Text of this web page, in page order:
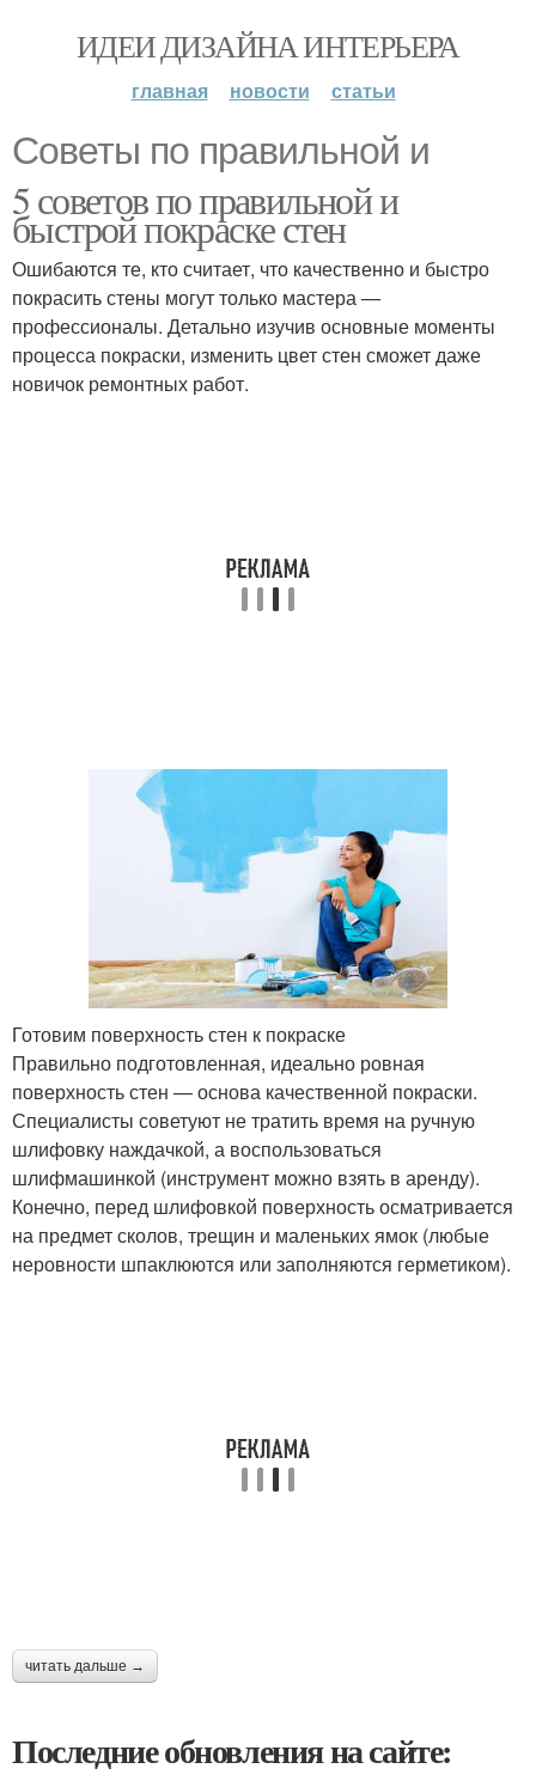
ИДЕИ ДИЗАЙНА ИНТЕРЬЕРА
главная новости статьи
Советы по правильной и
5 советов по правильной и
быстрой покраске стен
Ошибаются те, кто считает, что качественно и быстро
покрасить стены могут только мастера —
профессионалы. Детально изучив основные моменты
процесса покраски, изменить цвет стен сможет даже
новичок ремонтных работ.
Готовим поверхность стен к покраске
Правильно подготовленная, идеально ровная
поверхность стен — основа качественной покраски.
Специалисты советуют не тратить время на ручную
шлифовку наждачкой, а воспользоваться
шлифмашинкой (инструмент можно взять в аренду).
Конечно, перед шлифовкой поверхность осматривается
на предмет сколов, трещин и маленьких ямок (любые
неровности шпаклюются или заполняются герметиком).
читать дальше →
Последние обновления на сайте: